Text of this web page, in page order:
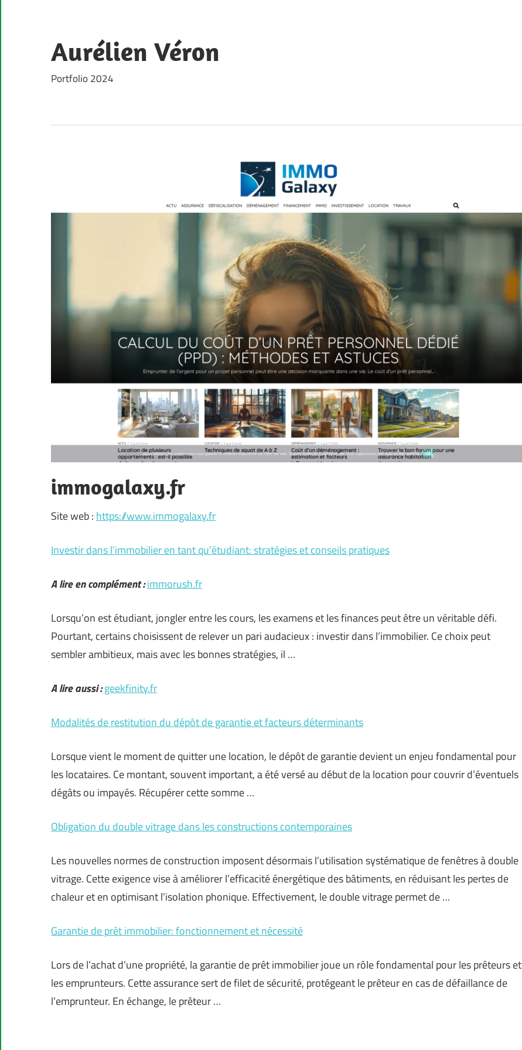
content
Aurélien Véron
Portfolio 2024
immogalaxy.fr
Site web : https://www.immogalaxy.fr
Investir dans l’immobilier en tant qu’étudiant: stratégies et conseils pratiques
A lire en complément :immorush.fr
Lorsqu’on est étudiant, jongler entre les cours, les examens et les finances peut être un véritable défi.
Pourtant, certains choisissent de relever un pari audacieux : investir dans l’immobilier. Ce choix peut
sembler ambitieux, mais avec les bonnes stratégies, il …
A lire aussi :geekfinity.fr
Modalités de restitution du dépôt de garantie et facteurs déterminants
Lorsque vient le moment de quitter une location, le dépôt de garantie devient un enjeu fondamental pour
les locataires. Ce montant, souvent important, a été versé au début de la location pour couvrir d’éventuels
dégâts ou impayés. Récupérer cette somme …
Obligation du double vitrage dans les constructions contemporaines
Les nouvelles normes de construction imposent désormais l’utilisation systématique de fenêtres à double
vitrage. Cette exigence vise à améliorer l’efficacité énergétique des bâtiments, en réduisant les pertes de
chaleur et en optimisant l’isolation phonique. Effectivement, le double vitrage permet de …
Garantie de prêt immobilier: fonctionnement et nécessité
Lors de l’achat d’une propriété, la garantie de prêt immobilier joue un rôle fondamental pour les prêteurs et
les emprunteurs. Cette assurance sert de filet de sécurité, protégeant le prêteur en cas de défaillance de
l’emprunteur. En échange, le prêteur …